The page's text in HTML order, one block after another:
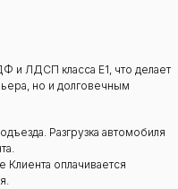
и ЛДСП класса Е1, что делает
но и долговечным
Разгрузка автомобиля
Клиента оплачивается